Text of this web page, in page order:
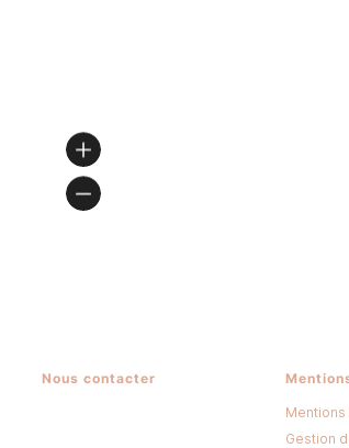
Nous contacter
Gestion